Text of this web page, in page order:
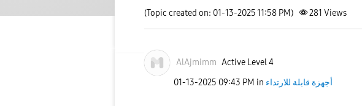
(Topic created on: 01-13-2025 11:58 PM) 281 Views
AlAjmimm Active Level 4
‎01-13-2025 09:43 PM in أجهزة قابلة للارتداء